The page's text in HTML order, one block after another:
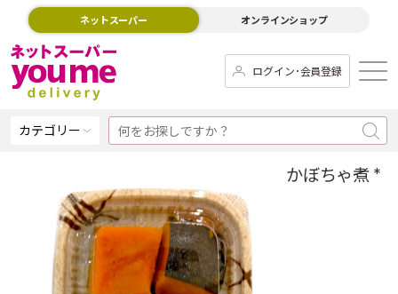
ネットスーパー オンラインショップ
ログイン･会員登録
カテゴリー
かぼちゃ煮 *